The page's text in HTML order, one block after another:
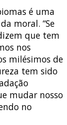
é uma
moral. “Se
que tem
nos
milésimos de
tem sido
mudar nosso
no